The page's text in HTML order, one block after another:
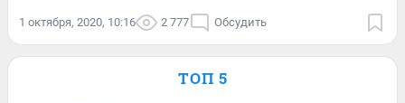
1 октября, 2020, 10:16 2 777 Обсудить
ТОП 5